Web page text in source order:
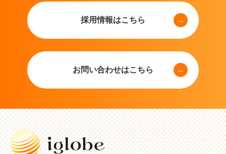
採用情報はこちら
お問い合わせはこちら